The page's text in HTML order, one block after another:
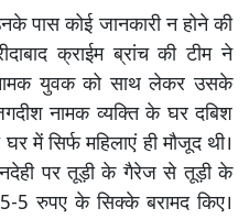
पास कोई जानकारी न होने की
क्राईम ब्रांच की टीम ने
नामक युवक को साथ लेकर उसके
नामक व्यक्ति के घर दबिश
में सिर्फ महिलाएं ही मौजूद थी।
पर तूड़ी के गैरेज से तूड़ी के
5 रुपए के सिक्के बरामद किए।